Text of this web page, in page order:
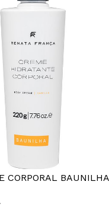
CORPORAL